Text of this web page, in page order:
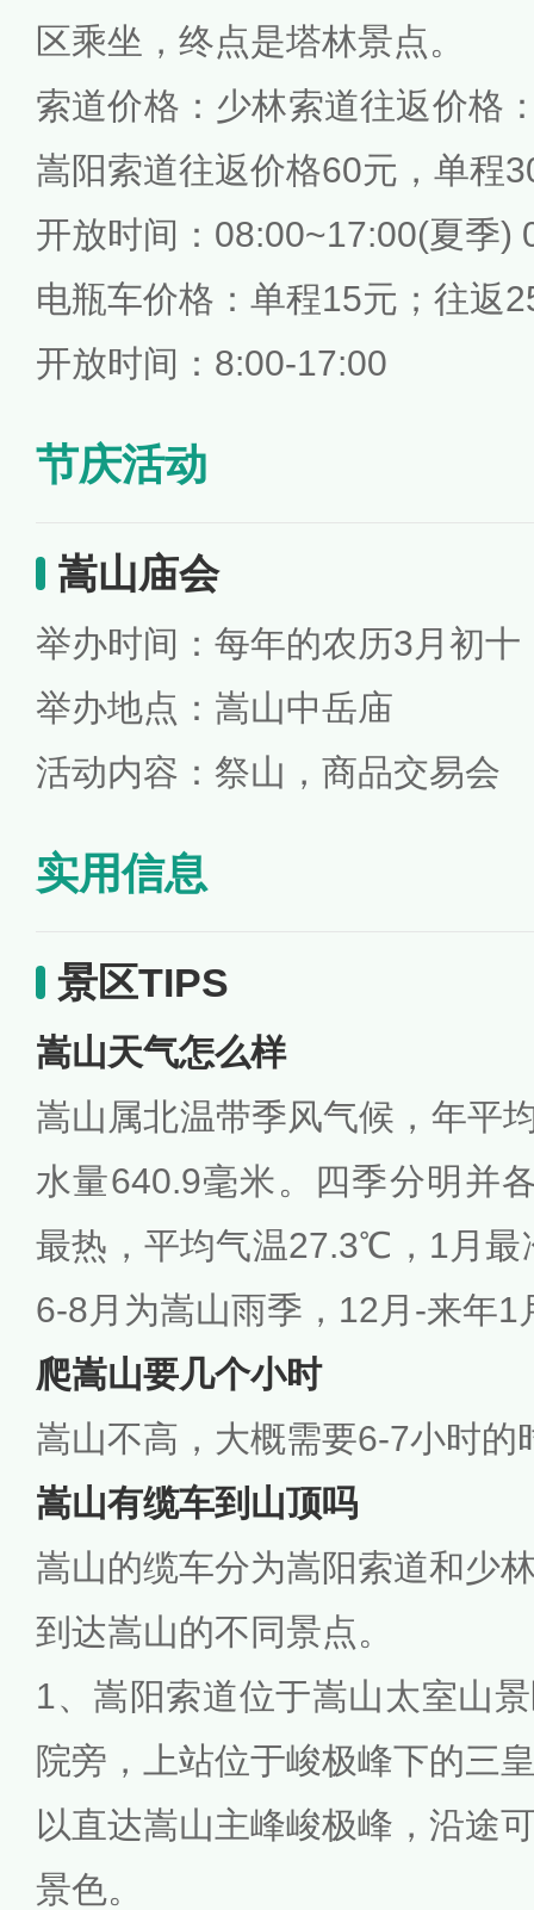
区乘坐，终点是塔林景点。
索道价格：少林索道往返价格
嵩阳索道往返价格60元，单程
开放时间：08:00~17:00(夏季)
电瓶车价格：单程15元；往返
开放时间：8:00-17:00
节庆活动
嵩山庙会
举办时间：每年的农历3月初十
举办地点：嵩山中岳庙
活动内容：祭山，商品交易会
实用信息
景区TIPS
嵩山天气怎么样
嵩山属北温带季风气候，年平
水量640.9毫米。四季分明并
最热，平均气温27.3℃，1月
6-8月为嵩山雨季，12月-来年1
爬嵩山要几个小时
嵩山不高，大概需要6-7小时的
嵩山有缆车到山顶吗
嵩山的缆车分为嵩阳索道和少
到达嵩山的不同景点。
1、嵩阳索道位于嵩山太室山
院旁，上站位于峻极峰下的三
以直达嵩山主峰峻极峰，沿途
景色。